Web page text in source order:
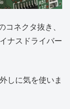
ネクタ抜き、
ナスドライバー
しに気を使いま